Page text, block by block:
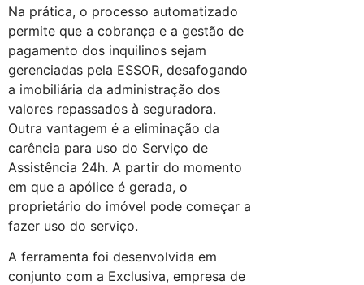
Na prática, o processo automatizado
permite que a cobrança e a gestão de
pagamento dos inquilinos sejam
gerenciadas pela ESSOR, desafogando
a imobiliária da administração dos
valores repassados à seguradora.
Outra vantagem é a eliminação da
carência para uso do Serviço de
Assistência 24h. A partir do momento
em que a apólice é gerada, o
proprietário do imóvel pode começar a
fazer uso do serviço.
A ferramenta foi desenvolvida em
conjunto com a Exclusiva, empresa de